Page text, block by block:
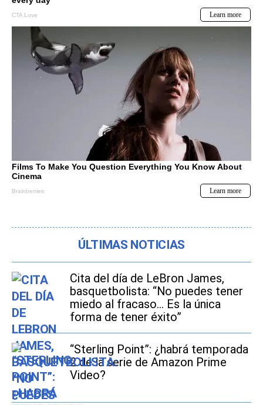
ÚLTIMAS NOTICIAS
Cita del día de LeBron James,
basquetbolista: “No puedes tener
miedo al fracaso... Es la única
forma de tener éxito”
“Sterling Point”: ¿habrá temporada
2 de la serie de Amazon Prime
Video?